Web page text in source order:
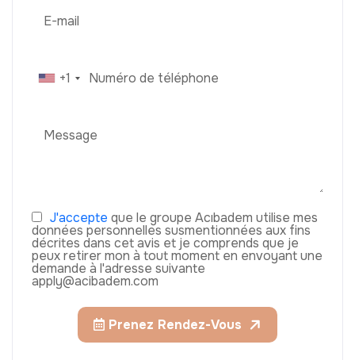
+1
J'accepte que le groupe Acıbadem utilise mes
données personnelles susmentionnées aux fins
décrites dans cet avis et je comprends que je
peux retirer mon à tout moment en envoyant une
demande à l'adresse suivante
apply@acibadem.com
Prenez Rendez-Vous